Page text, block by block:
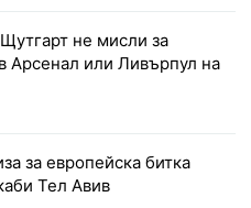
не мисли за
Арсенал или Ливърпул на
за европейска битка
Тел Авив